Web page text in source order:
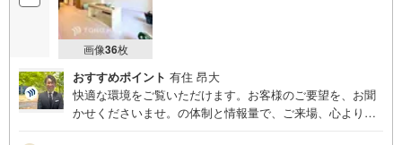
画像36枚
おすすめポイント 有住 昂大
快適な環境をご覧いただけます。お客様のご要望を、お聞
かせくださいませ。の体制と情報量で、ご来場、心よりお